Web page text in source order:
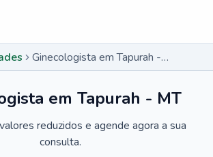
Ginecologista em Tapurah - MT
em Tapurah - MT
reduzidos e agende agora a sua
consulta.